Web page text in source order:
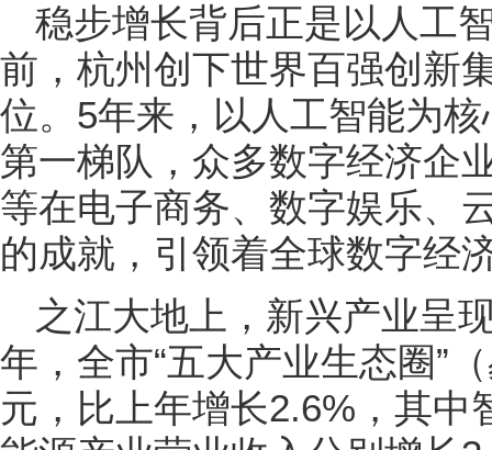
稳步增长背后正是以人工
前，杭州创下世界百强创新
位。5年来，以人工智能为
第一梯队，众多数字经济企
等在电子商务、数字娱乐、
的成就，引领着全球数字经
之江大地上，新兴产业呈
年，全市“五大产业生态圈”
元，比上年增长2.6%，其中